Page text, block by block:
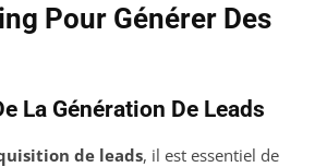
Pour Générer Des
La Génération De Leads
de leads, il est essentiel de